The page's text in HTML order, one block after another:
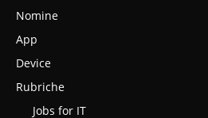
Nomine
App
Device
Rubriche
Jobs for IT